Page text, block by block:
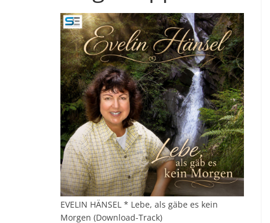
EVELIN HÄNSEL * Lebe, als gäbe es kein
Morgen (Download-Track)